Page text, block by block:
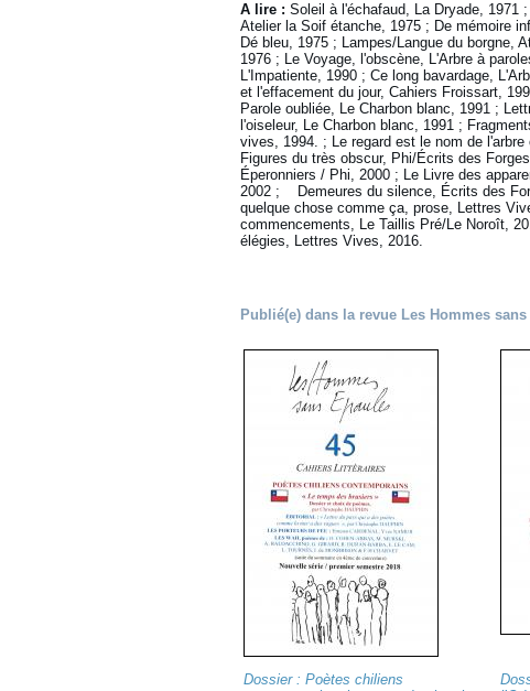
A lire : Soleil à l'échafaud, La Dryade, 1971
Atelier la Soif étanche, 1975 ; De mémoire
Dé bleu, 1975 ; Lampes/Langue du
1976 ; Le Voyage, l'obscène, L'Arbre à
L'Impatiente, 1990 ; Ce long bavardage,
et l'effacement du jour, Cahiers Froissart,
Parole oubliée, Le Charbon blanc, 1991 ;
l'oiseleur, Le Charbon blanc, 1991 ;
vives, 1994. ; Le regard est le nom de
Figures du très obscur, Phi/Écrits des
Éperonniers / Phi, 2000 ; Le Livre des
2002 ; Demeures du silence, Écrits des
quelque chose comme ça, prose, Lettres
commencements, Le Taillis Pré/Le Noroît,
élégies, Lettres Vives, 2016.
Publié(e) dans la revue Les Hommes
Dossier : Poètes chiliens